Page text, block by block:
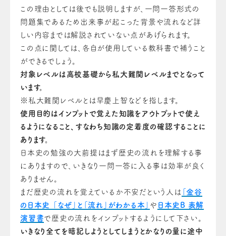
この理由としては後でも説明しますが、一問一答形式の
問題集であるため出来事が起こった背景や流れなど詳
しい内容までは解説されていない点があげられます。
この点に関しては、各自が使用している教科書で補うこと
ができるでしょう。
対象レベルは高校基礎から私大難関レベルまでとなって
います。
※私大難関レベルとは早慶上智などを指します。
使用目的はインプットで覚えた知識をアウトプットで使え
るようになること、すなわち知識の定着度の確認することに
あります。
日本史の勉強の大前提はまず歴史の流れを理解する事
にありますので、いきなり一問一答に入る事は効率が良く
ありません。
まだ歴史の流れを覚えているか不安だという人は 「金谷
の日本史 「なぜ」と「流れ」がわかる本」 や 日本史B 表解
演習書で歴史の流れをインプットするようにして下さい。
いきなり全てを暗記しようとしてしまうとかなりの量に途中